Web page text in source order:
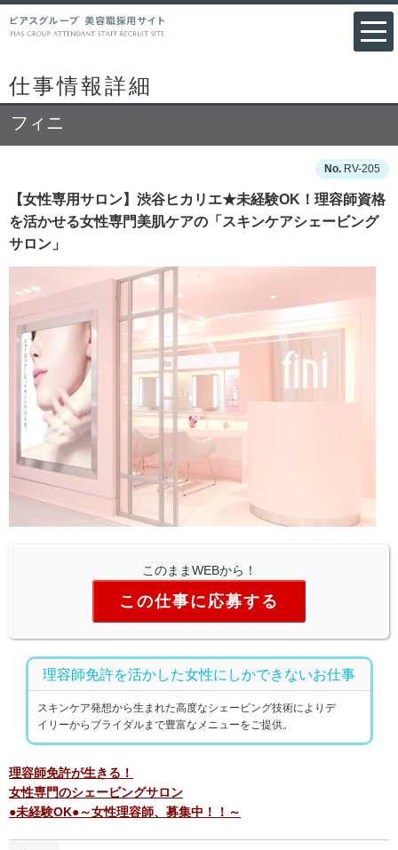
仕事情報詳細
フィニ
RV-205
【女性専用サロン】渋谷ヒカリエ★未経験OK！理容師資格
を活かせる女性専門美肌ケアの「スキンケアシェービング
サロン」
このままWEBから！
この仕事に応募する
理容師免許を活かした女性にしかできないお仕事
スキンケア発想から生まれた高度なシェービング技術によりデ
イリーからブライダルまで豊富なメニューをご提供。
理容師免許が生きる！
女性専門のシェービングサロン
●未経験OK●～女性理容師、募集中！！～